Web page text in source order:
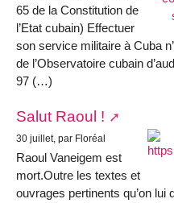
65 de la Constitution de
l’Etat cubain) Effectuer
son service militaire à Cuba
de l’Observatoire cubain
97 (…)
Salut Raoul !
30 juillet, par Floréal
Raoul Vaneigem est
mort.Outre les textes et
ouvrages pertinents qu’on lui